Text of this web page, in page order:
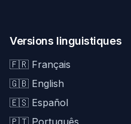
Versions linguistiques
🇫🇷 Français
🇬🇧 English
🇪🇸 Español
🇵🇹 Português